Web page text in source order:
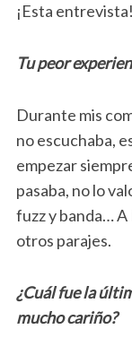
¡Esta entrevista!
Tu peor
Durante mis
no escuchaba,
empezar
pasaba, no lo
fuzz y banda… A
otros parajes.
¿Cuál fue la
mucho cariño?